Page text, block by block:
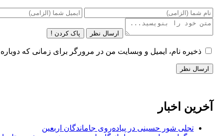
ارسال نظر پاک کردن !
ذخیره نام، ایمیل و وبسایت من در مرورگر برای زمانی که
آخرین اخبار
تجلی شور حسینی در پیاده‌روی جاماندگان اربعین